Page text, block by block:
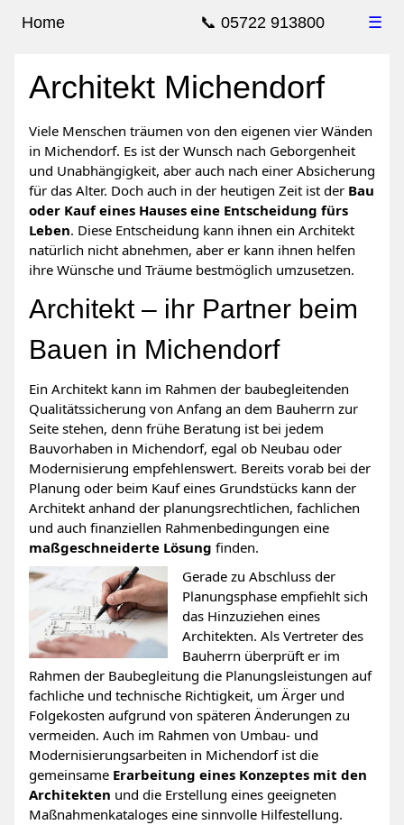
☰
📞 05722 913800
Home
Architekt Michendorf
Viele Menschen träumen von den eigenen vier Wänden
in Michendorf. Es ist der Wunsch nach Geborgenheit
und Unabhängigkeit, aber auch nach einer Absicherung
für das Alter. Doch auch in der heutigen Zeit ist der Bau
oder Kauf eines Hauses eine Entscheidung fürs
Leben. Diese Entscheidung kann ihnen ein Architekt
natürlich nicht abnehmen, aber er kann ihnen helfen
ihre Wünsche und Träume bestmöglich umzusetzen.
Architekt – ihr Partner beim
Bauen in Michendorf
Ein Architekt kann im Rahmen der baubegleitenden
Qualitätssicherung von Anfang an dem Bauherrn zur
Seite stehen, denn frühe Beratung ist bei jedem
Bauvorhaben in Michendorf, egal ob Neubau oder
Modernisierung empfehlenswert. Bereits vorab bei der
Planung oder beim Kauf eines Grundstücks kann der
Architekt anhand der planungsrechtlichen, fachlichen
und auch finanziellen Rahmenbedingungen eine
maßgeschneiderte Lösung finden.
Gerade zu Abschluss der
Planungsphase empfiehlt sich
das Hinzuziehen eines
Architekten. Als Vertreter des
Bauherrn überprüft er im
Rahmen der Baubegleitung die Planungsleistungen auf
fachliche und technische Richtigkeit, um Ärger und
Folgekosten aufgrund von späteren Änderungen zu
vermeiden. Auch im Rahmen von Umbau- und
Modernisierungsarbeiten in Michendorf ist die
gemeinsame Erarbeitung eines Konzeptes mit den
Architekten und die Erstellung eines geeigneten
Maßnahmenkataloges eine sinnvolle Hilfestellung.